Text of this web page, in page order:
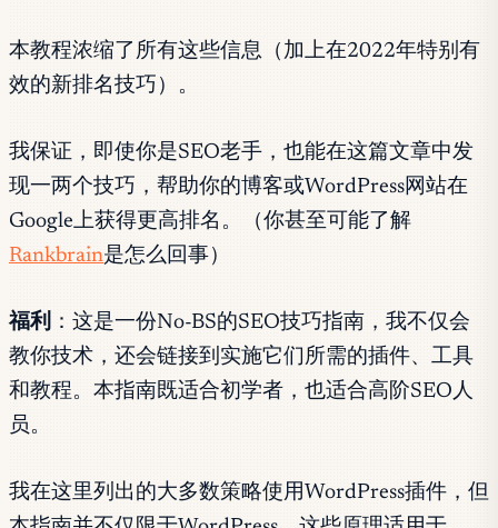
本教程浓缩了所有这些信息（加上在2022年特别有
效的新排名技巧）。
我保证，即使你是SEO老手，也能在这篇文章中发
现一两个技巧，帮助你的博客或WordPress网站在
Google上获得更高排名。（你甚至可能了解
Rankbrain是怎么回事）
福利
：这是一份No-BS的SEO技巧指南，我不仅会
教你技术，还会链接到实施它们所需的插件、工具
和教程。本指南既适合初学者，也适合高阶SEO人
员。
我在这里列出的大多数策略使用WordPress插件，但